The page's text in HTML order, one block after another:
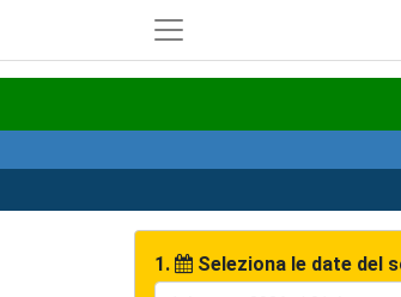
1. Seleziona le date del